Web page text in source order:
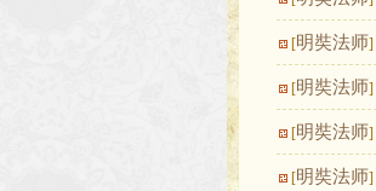
[明奘法师]
[明奘法师]
[明奘法师]
[明奘法师]